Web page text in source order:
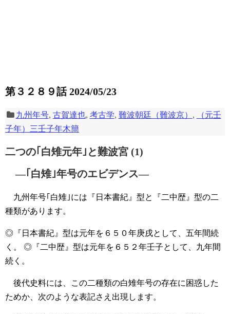
第３２８９話 2024/05/23
九州年号, 古賀達也, 考古学, 難波朝廷（難波京） ,
（元壬
子年）三壬子年木簡
二つの｢白雉元年｣と難波宮 (1)
―｢白雉｣年号のエビデンス―
九州年号｢白雉｣には『日本書紀』型と『二中歴』型の二
種類があります。
◎『日本書紀』型は元年を６５０年庚戌として、五年間続
く。
◎『二中歴』型は元年を６５２年壬子として、九年間
続く。
後代史料には、この二種類の白雉年号の存在に困惑した
ためか、次のような表記さえ出現します。